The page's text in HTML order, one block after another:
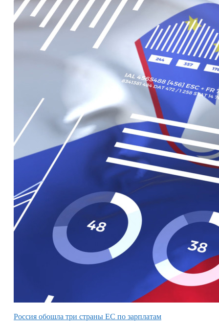
Россия обошла три страны ЕС по зарплатам